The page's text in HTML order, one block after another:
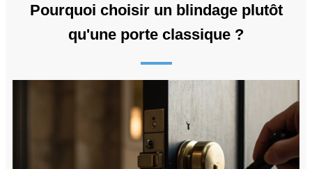
Pourquoi choisir un blindage plutôt
qu'une porte classique ?